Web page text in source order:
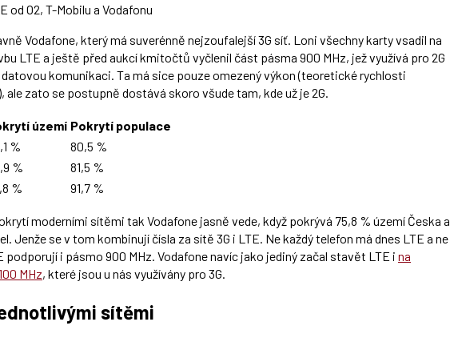
od O2, T-Mobilu a Vodafonu
Vodafone, který má suverénně nejzoufalejší 3G síť. Loni všechny karty vsadil na
LTE a ještě před aukcí kmitočtů vyčlenil část pásma 900 MHz, jež využívá pro 2G
komunikaci. Ta má sice pouze omezený výkon (teoretické rychlosti
ale zato se postupně dostává skoro všude tam, kde už je 2G.
území Pokrytí populace
%
80,5 %
%
81,5 %
% 91,7 %
moderními sítěmi tak Vodafone jasně vede, když pokrývá 75,8 % území Česka a
Jenže se v tom kombinují čísla za sítě 3G i LTE. Ne každý telefon má dnes LTE a ne
podporují i pásmo 900 MHz. Vodafone navíc jako jediný začal stavět LTE i na
MHz, které jsou u nás využívány pro 3G.
sítěmi